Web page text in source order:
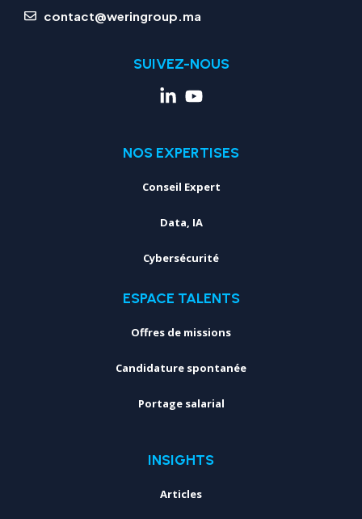
contact@weringroup.ma
SUIVEZ-NOUS
NOS EXPERTISES
Conseil Expert
Data, IA
Cybersécurité
ESPACE TALENTS
Offres de missions
Candidature spontanée
Portage salarial
INSIGHTS
Articles